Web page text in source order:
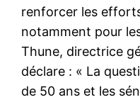
renforcer les
notamment pour
Thune, directrice
déclare : « La
de 50 ans et les